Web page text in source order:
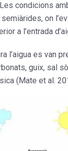
condicions
on
a l’entrada
l’aigua es van
guix, sal
(Mate et al.